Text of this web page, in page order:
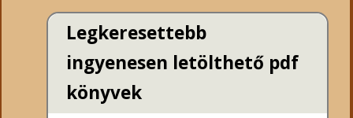
Legkeresettebb
ingyenesen letölthető pdf
könyvek